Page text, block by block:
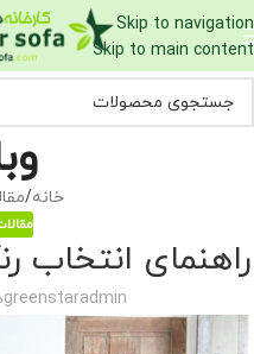
Skip to navigation
Skip to main content
خانه
راهنمای انتخاب
greenstaradmin